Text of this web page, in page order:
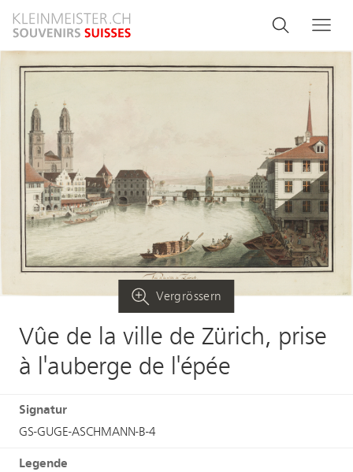
zum
Search
and
menu
Suche
Vergrössern
Vûe de la ville de Zürich, prise
à l'auberge de l'épée
Signatur
GS-GUGE-ASCHMANN-B-4
Legende